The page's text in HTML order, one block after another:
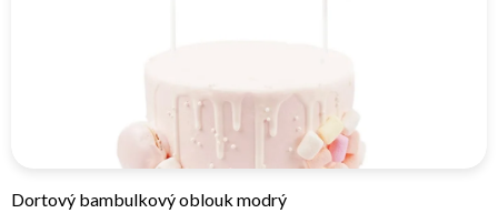
Dortový bambulkový oblouk modrý